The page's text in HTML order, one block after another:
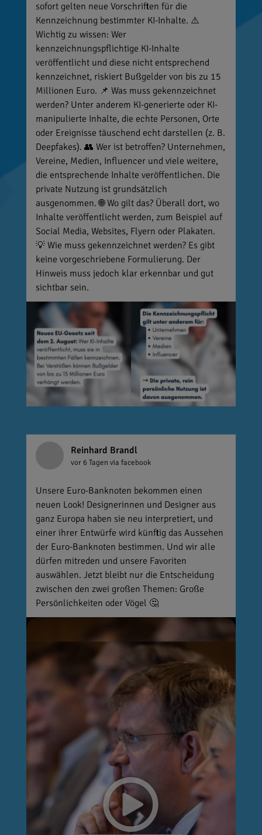
sofort gelten neue Vorschriften für die
Kennzeichnung bestimmter KI-Inhalte. ⚠️
Wichtig zu wissen: Wer
kennzeichnungspflichtige KI-Inhalte
veröffentlicht und diese nicht entsprechend
kennzeichnet, riskiert Bußgelder von bis zu 15
Millionen Euro. 📌 Was muss gekennzeichnet
werden? Unter anderem KI-generierte oder KI-
manipulierte Inhalte, die echte Personen, Orte
oder Ereignisse täuschend echt darstellen (z. B.
Deepfakes). 👥 Wer ist betroffen? Unternehmen,
Vereine, Medien, Influencer und viele weitere,
die entsprechende Inhalte veröffentlichen. Die
private Nutzung ist grundsätzlich
ausgenommen. 🌐 Wo gilt das? Überall dort, wo
Inhalte veröffentlicht werden, zum Beispiel auf
Social Media, Websites, Flyern oder Plakaten.
💡 Wie muss gekennzeichnet werden? Es gibt
keine vorgeschriebene Formulierung. Der
Hinweis muss jedoch klar erkennbar und gut
sichtbar sein.
Reinhard Brandl
vor 6 Tagen via facebook
Unsere Euro-Banknoten bekommen einen
neuen Look! Designerinnen und Designer aus
ganz Europa haben sie neu interpretiert, und
einer ihrer Entwürfe wird künftig das Aussehen
der Euro-Banknoten bestimmen. Und wir alle
dürfen mitreden und unsere Favoriten
auswählen. Jetzt bleibt nur die Entscheidung
zwischen den zwei großen Themen: Große
Persönlichkeiten oder Vögel 🤔